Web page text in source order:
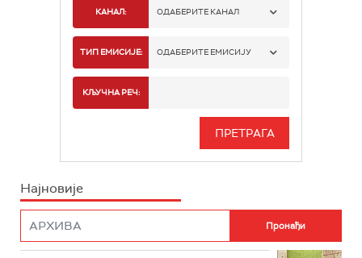
КАНАЛ: ОДАБЕРИТЕ КАНАЛ
РАДИО БЕОГРАД 1
РАДИО БЕОГРАД 3
РАДИО РОКЕНРОЛЕР
ТИП ЕМИСИЈЕ: ОДАБЕРИТЕ ЕМИСИЈУ
ИНФО
КЉУЧНА РЕЧ:
Најновије